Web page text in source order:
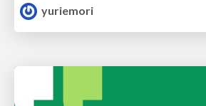
yuriemori